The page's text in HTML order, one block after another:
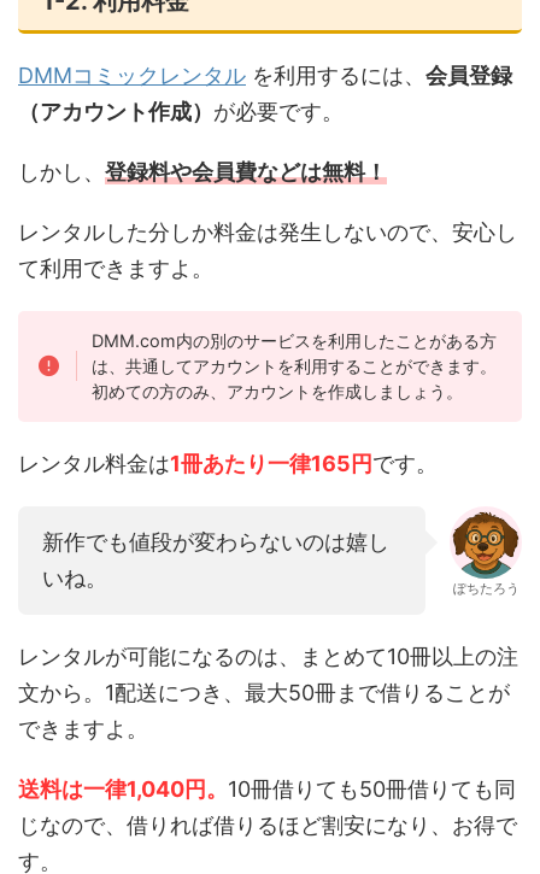
DMMコミックレンタル を利用するには、 会員登録
（アカウント作成） が必要です。
しかし、 登録料や会員費などは無料！
レンタルした分しか料金は発生しないので、安心し
て利用できますよ。
DMM.com内の別のサービスを利用したことがある方
は、共通してアカウントを利用することができます。
初めての方のみ、アカウントを作成しましょう。
レンタル料金は1冊あたり一律165円です。
新作でも値段が変わらないのは嬉し
いね。
ぽちたろう
レンタルが可能になるのは、まとめて10冊以上の注
文から。1配送につき、最大50冊まで借りることが
できますよ。
送料は一律1,040円。 10冊借りても50冊借りても同
じなので、借りれば借りるほど割安になり、お得で
す。